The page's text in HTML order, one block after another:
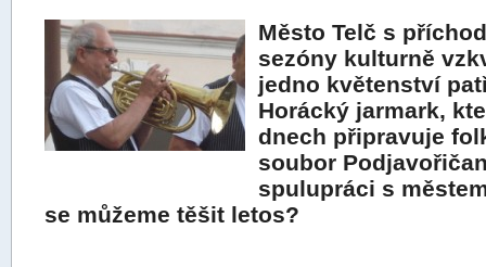
Město Telč s
sezóny kulturně
jedno květenství
Horácký jarmark,
dnech připravuje
soubor
spulupráci s
se můžeme těšit letos?